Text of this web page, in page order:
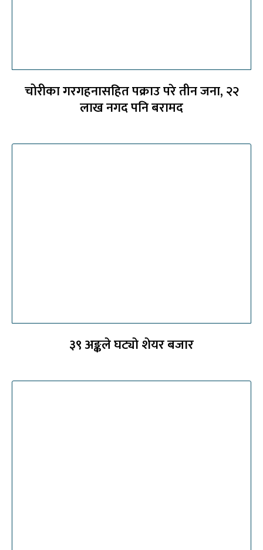
चोरीका गरगहनासहित पक्राउ परे तीन जना, २२
लाख नगद पनि बरामद
३९ अङ्कले घट्याे शेयर बजार